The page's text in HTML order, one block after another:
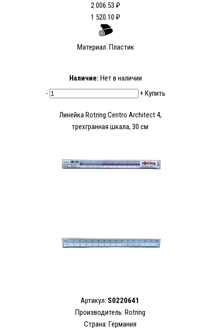
2 006.53 ₽
1 520.10 ₽
Материал: Пластик
Наличие: Нет в наличии
-
+Купить
Линейка Rotring Centro Architect 4,
трехгранная шкала, 30 см
Артикул: S0220641
Производитель: Rotring
Страна: Германия